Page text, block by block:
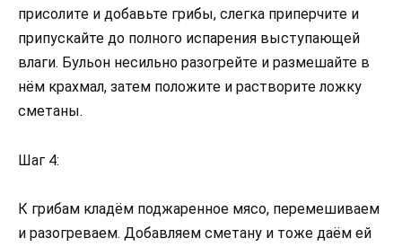
присолите и добавьте грибы, слегка приперчите и
припускайте до полного испарения выступающей
влаги. Бульон несильно разогрейте и размешайте в
нём крахмал, затем положите и растворите ложку
сметаны.
Шаг 4:
К грибам кладём поджаренное мясо, перемешиваем
и разогреваем. Добавляем сметану и тоже даём ей